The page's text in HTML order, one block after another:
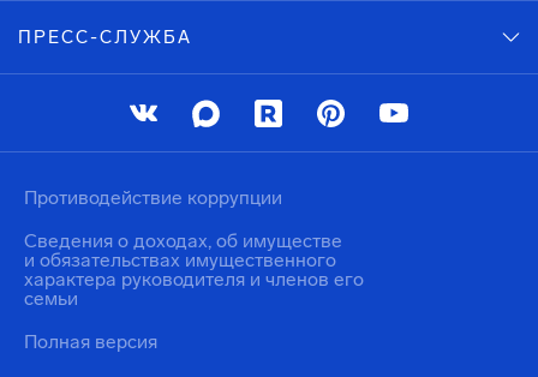
ПРЕСС-СЛУЖБА
Противодействие коррупции
Сведения о доходах, об имуществе
и обязательствах имущественного
характера руководителя и членов его
семьи
Полная версия